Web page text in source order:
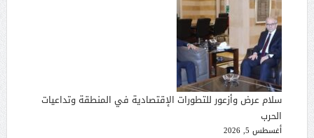
سلام عرض وأزعور للتطورات الإقتصادية في المنطقة وتداعيات
الحرب
أغسطس 5, 2026